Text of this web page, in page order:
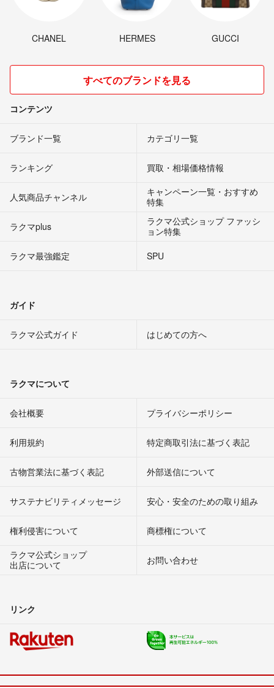
CHANEL HERMES GUCCI
すべてのブランドを見る
コンテンツ
ブランド一覧 カテゴリ一覧
ランキング 買取・相場価格情報
人気商品チャンネル
キャンペーン一覧・おすすめ
特集
ラクマplus
ラクマ公式ショップ ファッシ
ョン特集
ラクマ最強鑑定
SPU
ガイド
ラクマ公式ガイド はじめての方へ
ラクマについて
会社概要 プライバシーポリシー
利用規約 特定商取引法に基づく表記
古物営業法に基づく表記 外部送信について
サステナビリティメッセージ 安心・安全のための取り組み
権利侵害について
商標権について
ラクマ公式ショップ
出店について
お問い合わせ
リンク